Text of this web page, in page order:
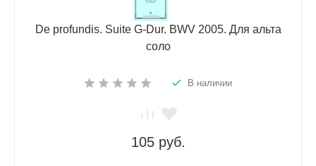
De profundis. Suite G-Dur. BWV 2005. Для альта
соло
В наличии
105 руб.